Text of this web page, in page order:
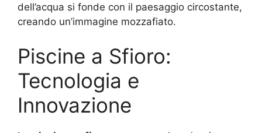
dell’acqua si fonde con il paesaggio circostante,
creando un’immagine mozzafiato.
Piscine a Sfioro:
Tecnologia e
Innovazione